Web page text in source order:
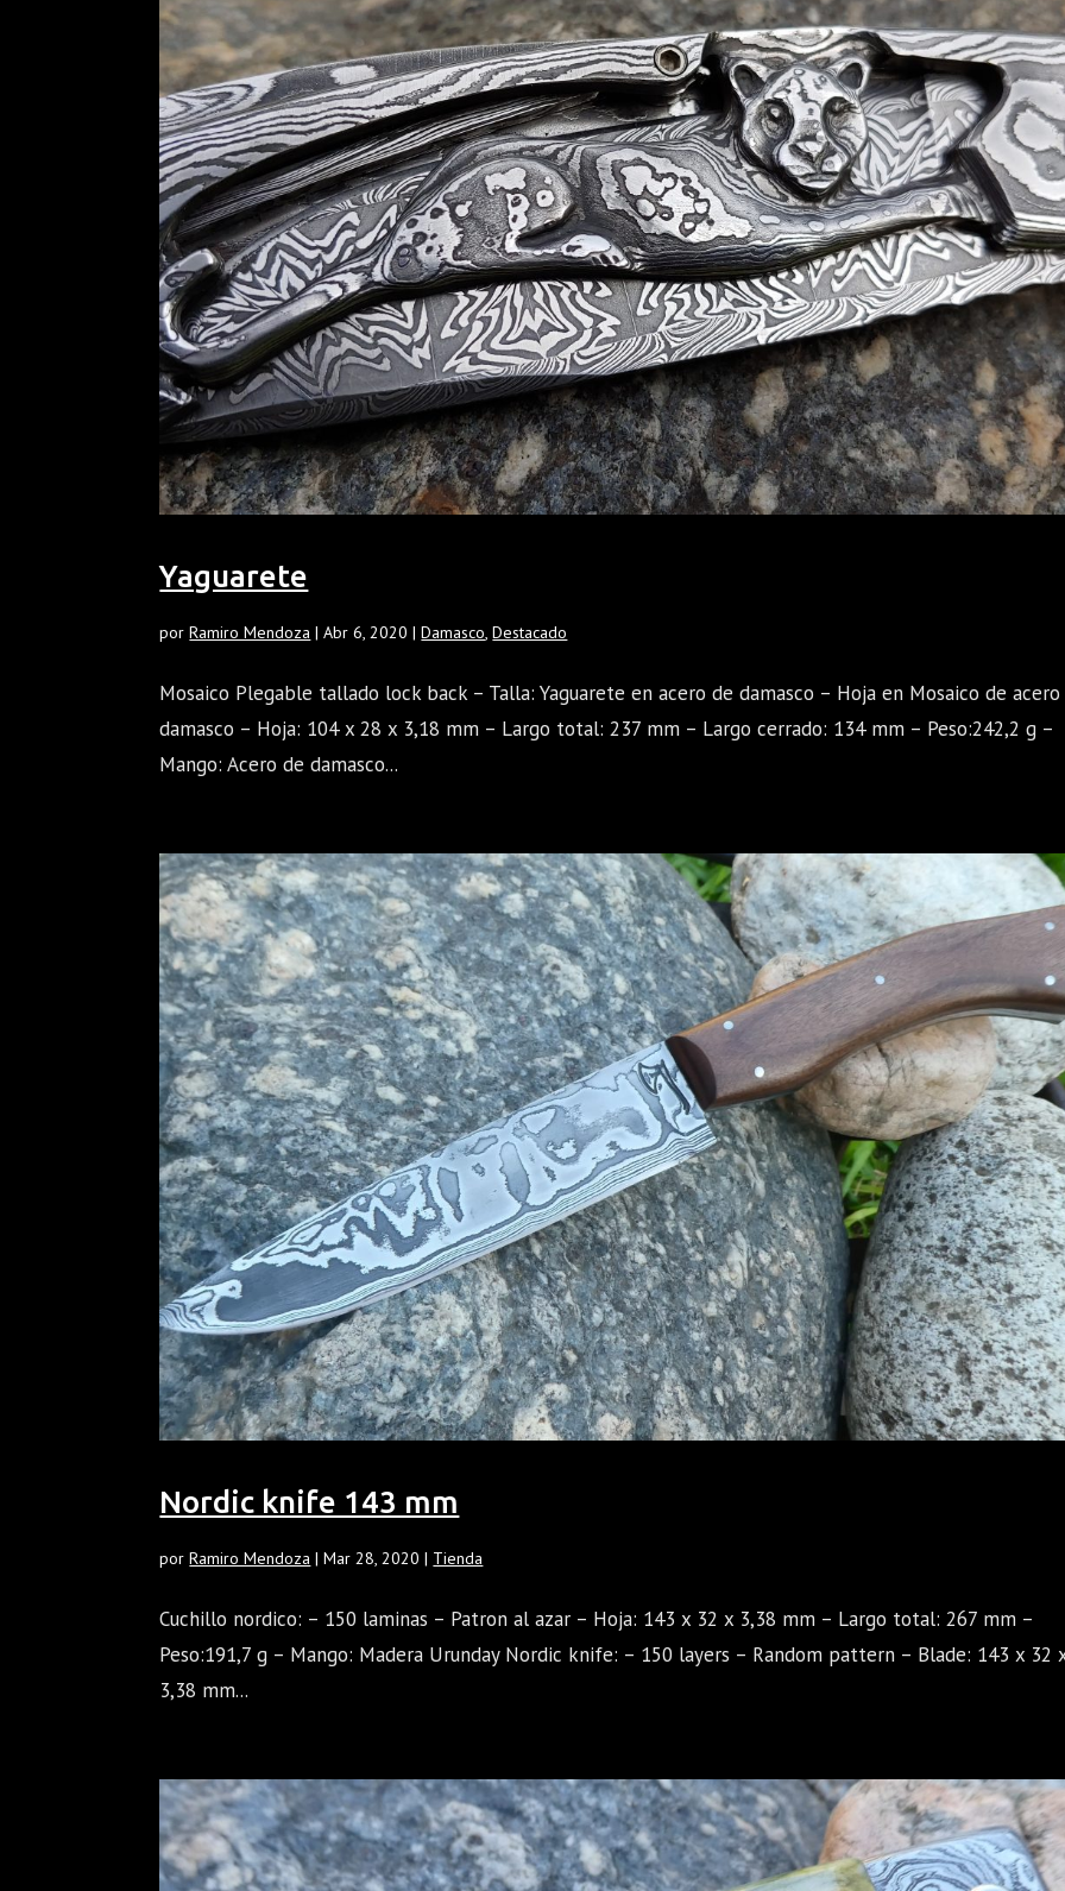
Yaguarete
porRamiro Mendoza |Abr 6, 2020 |Damasco ,Destacado
Mosaico Plegable tallado lock back – Talla: Yaguarete en acero de damasco – Hoja en Mosaico de
damasco – Hoja: 104 x 28 x 3,18 mm – Largo total: 237 mm – Largo cerrado: 134 mm – Peso:242,2 g –
Mango: Acero de damasco...
Nordic knife 143 mm
porRamiro Mendoza |Mar 28, 2020 | Tienda
Cuchillo nordico: – 150 laminas – Patron al azar – Hoja: 143 x 32 x 3,38 mm – Largo total: 267 mm –
Peso:191,7 g – Mango: Madera Urunday Nordic knife: – 150 layers – Random pattern – Blade: 143 x 32
3,38 mm...